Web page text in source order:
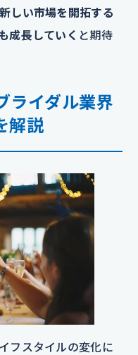
しい市場を開拓する
成長していく と期待
ライダル業界
解説
フスタイルの変化に